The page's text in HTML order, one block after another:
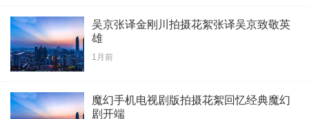
吴京张译金刚川拍摄花絮张译吴京致敬英
雄
1月前
魔幻手机电视剧版拍摄花絮回忆经典魔幻
剧开端